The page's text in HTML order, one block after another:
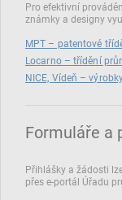
Pro efektivní
známky a designy
MPT – patentové
Locarno – třídění
NICE, Vídeň –
Formuláře a
Přihlášky a žádosti
přes e‑portál Úřadu